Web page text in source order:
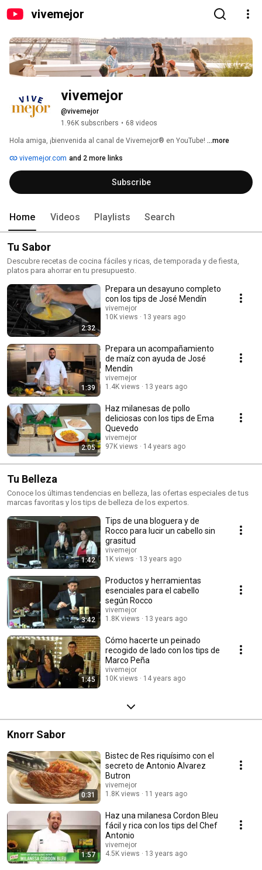
vivemejor
vivemejor
@vivemejor
1.96K subscribers • 68 videos
Hola amiga, ¡bienvenida al canal de Vivemejor® en YouTube! ...more
vivemejor.com and 2 more links
Subscribe
Home Videos Playlists Search
Tu Sabor
Descubre recetas de cocina fáciles y ricas, de temporada y de fiesta,
platos para ahorrar en tu presupuesto.
2:32
Prepara un desayuno completo
con los tips de José Mendín
vivemejor
10K views
13 years ago
1:39
Prepara un acompañamiento
de maíz con ayuda de José
Mendín
vivemejor
1.4K views
13 years ago
2:05
Haz milanesas de pollo
deliciosas con los tips de Ema
Quevedo
vivemejor
97K views
14 years ago
Tu Belleza
Conoce los últimas tendencias en belleza, las ofertas especiales de tus
marcas favoritas y los tips de belleza de los expertos.
1:42
Tips de una bloguera y de
Rocco para lucir un cabello sin
grasitud
vivemejor
1K views
13 years ago
3:42
Productos y herramientas
esenciales para el cabello
según Rocco
vivemejor
1.8K views
13 years ago
1:45
Cómo hacerte un peinado
recogido de lado con los tips de
Marco Peña
vivemejor
10K views
14 years ago
Knorr Sabor
0:31
Bistec de Res riquísimo con el
secreto de Antonio Alvarez
Butron
vivemejor
1.8K views
11 years ago
1:57
Haz una milanesa Cordon Bleu
fácil y rica con los tips del Chef
Antonio
vivemejor
4.5K views
13 years ago